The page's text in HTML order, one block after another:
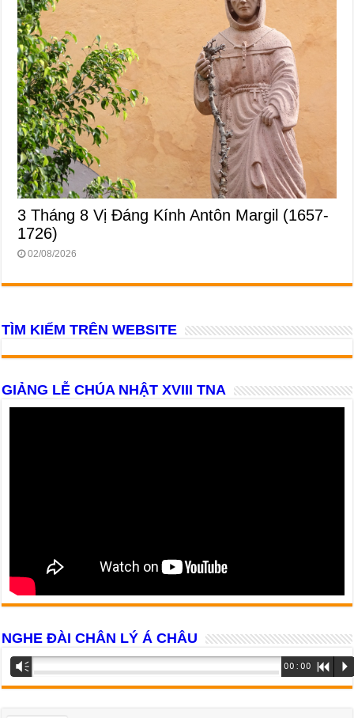
3 Tháng 8 Vị Ðáng Kính Antôn Margil (1657-
1726)
02/08/2026
TÌM KIẾM TRÊN WEBSITE
GIẢNG LỄ CHÚA NHẬT XVIII TNA
NGHE ĐÀI CHÂN LÝ Á CHÂU
Trình
phát
Vm 00:00 R P